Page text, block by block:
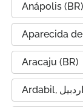
Anápolis (BR)
Aparecida
Aracaju (BR)